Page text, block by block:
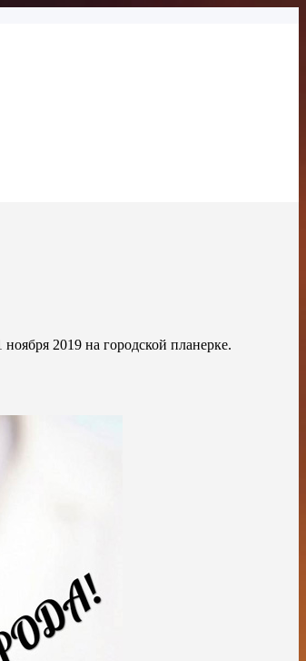
2019 на городской планерке.